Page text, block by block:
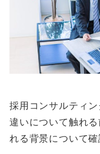
採用コンサルティ
違いについて触れ
れる背景について確